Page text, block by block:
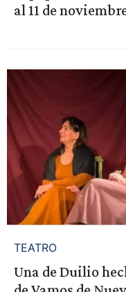
al 11 de
TEATRO
Una de Duilio